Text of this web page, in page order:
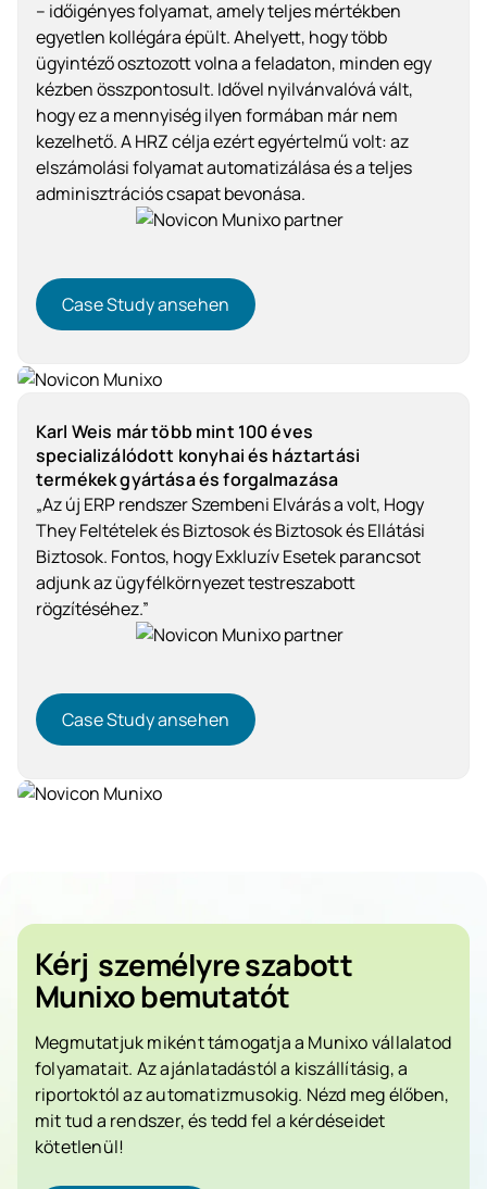
– időigényes folyamat, amely teljes mértékben
egyetlen kollégára épült. Ahelyett, hogy több
ügyintéző osztozott volna a feladaton, minden egy
kézben összpontosult. Idővel nyilvánvalóvá vált,
hogy ez a mennyiség ilyen formában már nem
kezelhető. A HRZ célja ezért egyértelmű volt: az
elszámolási folyamat automatizálása és a teljes
adminisztrációs csapat bevonása.
Case Study ansehen
Szolgáltatóipar
Karl Weis már több mint 100 éves
specializálódott konyhai és háztartási
termékek gyártása és forgalmazása
„Az új ERP rendszer Szembeni Elvárás a volt, Hogy
They Feltételek és Biztosok és Biztosok és Ellátási
Biztosok. Fontos, hogy Exkluzív Esetek parancsot
adjunk az ügyfélkörnyezet testreszabott
rögzítéséhez.”
Case Study ansehen
Kérj személyre szabott
Munixo bemutatót
Megmutatjuk miként támogatja a Munixo vállalatod
folyamatait. Az ajánlatadástól a kiszállításig, a
riportoktól az automatizmusokig. Nézd meg élőben,
mit tud a rendszer, és tedd fel a kérdéseidet
kötetlenül!